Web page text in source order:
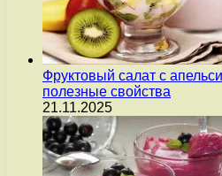
Фруктовый салат с
полезные свойства
21.11.2025